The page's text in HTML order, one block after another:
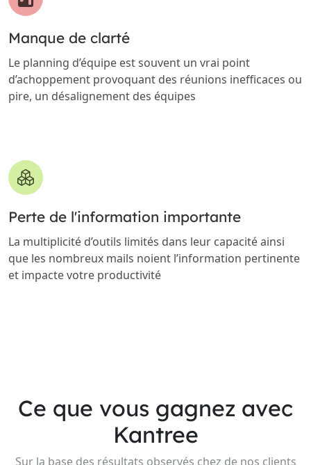
Manque de clarté
Le planning d’équipe est souvent un vrai point
d’achoppement provoquant des réunions inefficaces ou
pire, un désalignement des équipes
Perte de l'information importante
La multiplicité d’outils limités dans leur capacité ainsi
que les nombreux mails noient l’information pertinente
et impacte votre productivité
Ce que vous gagnez avec
Kantree
Sur la base des résultats observés chez de nos clients